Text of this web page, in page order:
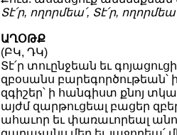
Տէ՛ր, ողորմեա՛, Տէ՛ր,
ԱՂՕԹՔ
(ԲԿ, ԴԿ)
Տէ՛ր տուընջեան եւ
զբօսանս բարեգործութեան՝
զգիշեր՝ ի հանգիստ քնոյ
այժմ զարթուցեալ բացեր
ահաւոր եւ փառաւորեալ